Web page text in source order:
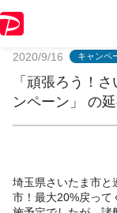
2020/9/16 キャンペ
「頑張ろう！
ンペーン」 の
埼玉県さいたま市と
市！最大20%戻って